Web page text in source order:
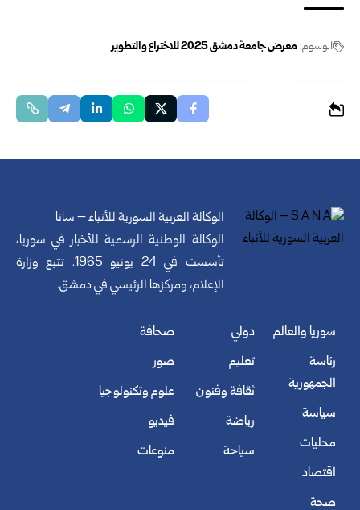
الوسوم: معرض جامعة دمشق 2025 للاختراع والتطوير
الوكالة العربية السورية للأنباء – سانا
الوكالة الوطنية الرسمية للأخبار في سوريا،
تأسست في 24 يونيو 1965. تتبع وزارة
الإعلام، ومركزها الرئيسي في دمشق.
سوريا والعالم
رئاسة
الجمهورية
سياسة
محليات
اقتصاد
صحة
دولي
تعليم
ثقافة وفنون
رياضة
سياحة
صحافة
صور
علوم وتكنولوجيا
فيديو
منوعات